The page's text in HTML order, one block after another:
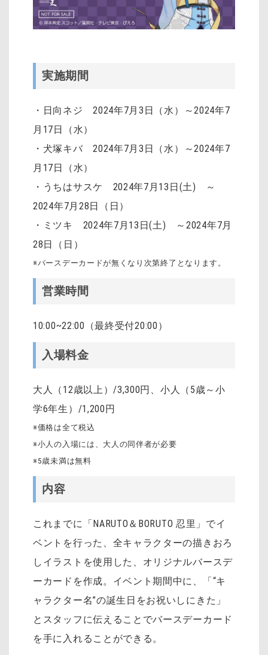
実施期間
・日向ネジ 2024年7月3日（水）～2024年7
月17日（水）
・犬塚キバ 2024年7月3日（水）～2024年7
月17日（水）
・うちはサスケ 2024年7月13日(土) ～
2024年7月28日（日）
・ミツキ 2024年7月13日(土) ～2024年7月
28日（日）
※バースデーカードが無くなり次第終了となります。
営業時間
10:00~22:00（最終受付20:00）
入場料金
大人（12歳以上）/3,300円、小人（5歳～小
学6年生）/1,200円
※価格は全て税込
※小人の入場には、大人の同伴者が必要
※5歳未満は無料
内容
これまでに「NARUTO＆BORUTO 忍里」でイ
ベントを行った、全キャラクターの描きおろ
しイラストを使用した、オリジナルバースデ
ーカードを作成。イベント期間中に、「“キ
ャラクター名”の誕生日をお祝いしにきた」
とスタッフに伝えることでバースデーカード
を手に入れることができる。